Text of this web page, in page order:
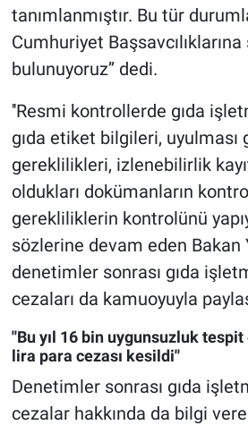
tanımlanmıştır. Bu tür
Cumhuriyet
bulunuyoruz’’ dedi.
''Resmi kontrollerde gıda
gıda etiket bilgileri, uyulması
gereklilikleri, izlenebilirlik
oldukları dokümanların
gerekliliklerin kontrolünü
sözlerine devam eden Bakan
denetimler sonrası gıda
cezaları da kamuoyuyla
''Bu yıl 16 bin uygunsuzluk
lira para cezası kesildi''
Denetimler sonrası gıda
cezalar hakkında da bilgi